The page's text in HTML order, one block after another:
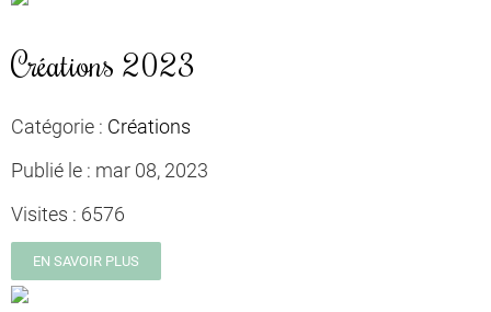
Créations 2023
Catégorie : Créations
Publié le : mar 08, 2023
Visites : 6576
EN SAVOIR PLUS